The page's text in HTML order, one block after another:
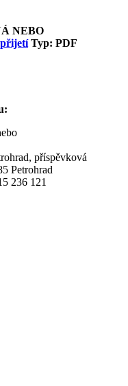
NEBO
Typ: PDF
příspěvková
Petrohrad
236 121